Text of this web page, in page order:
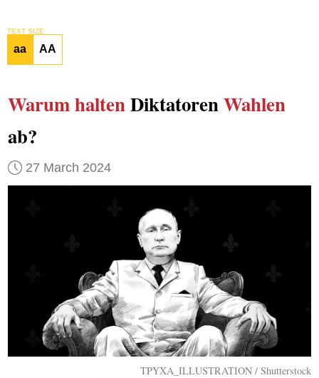
TEXT SIZE
aa AA
WarumhaltenDiktatorenWahlen
ab?
27 March 2024
TPYXA_ILLUSTRATION / Shutterstock